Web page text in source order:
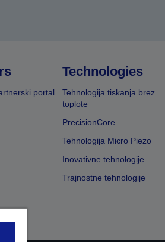
portal
Technologies
Tehnologija tiskanja brez
toplote
PrecisionCore
Tehnologija Micro Piezo
Inovativne tehnologije
Trajnostne tehnologije